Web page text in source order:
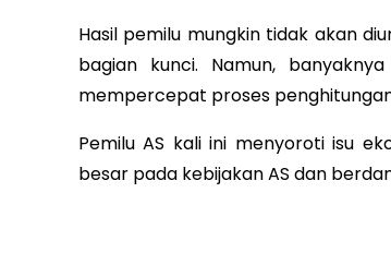
Hasil pemilu mungkin tidak akan
bagian kunci. Namun,
mempercepat proses
Pemilu AS kali ini menyoroti isu
besar pada kebijakan AS dan